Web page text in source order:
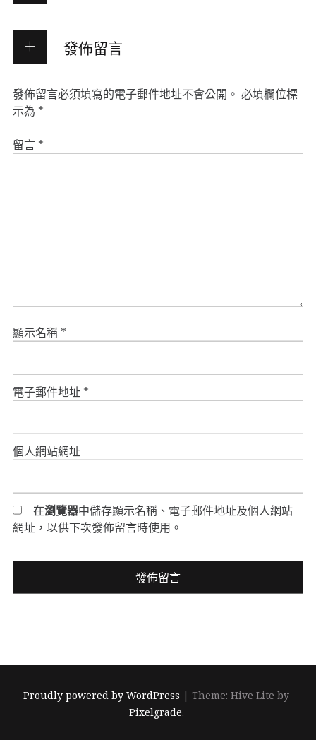
發佈留言
發佈留言必須填寫的電子郵件地址不會公開。 必填欄位標
示為 *
留言 *
顯示名稱 *
電子郵件地址 *
個人網站網址
在瀏覽器中儲存顯示名稱、電子郵件地址及個人網站
網址，以供下次發佈留言時使用。
Proudly powered by WordPress |Theme: Hive Lite by
Pixelgrade.